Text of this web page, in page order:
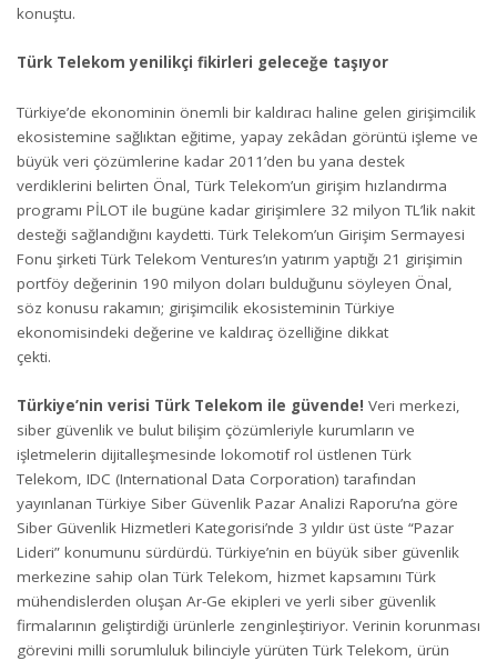
konuştu.
Türk Telekom yenilikçi fikirleri geleceğe taşıyor
Türkiye’de ekonominin önemli bir kaldıracı haline gelen girişimcilik
ekosistemine sağlıktan eğitime, yapay zekâdan görüntü işleme ve
büyük veri çözümlerine kadar 2011’den bu yana destek
verdiklerini belirten Önal, Türk Telekom’un girişim hızlandırma
programı PİLOT ile bugüne kadar girişimlere 32 milyon TL’lik nakit
desteği sağlandığını kaydetti. Türk Telekom’un Girişim Sermayesi
Fonu şirketi Türk Telekom Ventures’ın yatırım yaptığı 21 girişimin
portföy değerinin 190 milyon doları bulduğunu söyleyen Önal,
söz konusu rakamın; girişimcilik ekosisteminin Türkiye
ekonomisindeki değerine ve kaldıraç özelliğine dikkat
çekti.
Türkiye’nin verisi Türk Telekom ile güvende! Veri merkezi,
siber güvenlik ve bulut bilişim çözümleriyle kurumların ve
işletmelerin dijitalleşmesinde lokomotif rol üstlenen Türk
Telekom, IDC (International Data Corporation) tarafından
yayınlanan Türkiye Siber Güvenlik Pazar Analizi Raporu’na göre
Siber Güvenlik Hizmetleri Kategorisi’nde 3 yıldır üst üste “Pazar
Lideri” konumunu sürdürdü. Türkiye’nin en büyük siber güvenlik
merkezine sahip olan Türk Telekom, hizmet kapsamını Türk
mühendislerden oluşan Ar-Ge ekipleri ve yerli siber güvenlik
firmalarının geliştirdiği ürünlerle zenginleştiriyor. Verinin korunması
görevini milli sorumluluk bilinciyle yürüten Türk Telekom, ürün